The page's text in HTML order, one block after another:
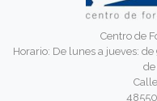
Centro de
Horario: De lunes a jueves: